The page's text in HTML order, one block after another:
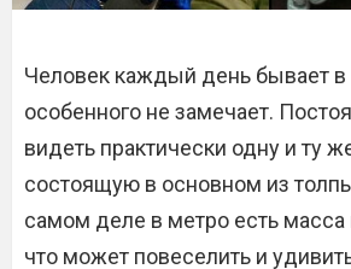
Человек каждый день бывает в
особенного не замечает.
видеть практически одну и ту
состоящую в основном из
самом деле в метро есть масса
что может повеселить и